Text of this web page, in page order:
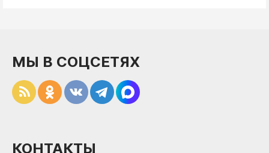
МЫ В СОЦСЕТЯХ
КОНТАКТЫ